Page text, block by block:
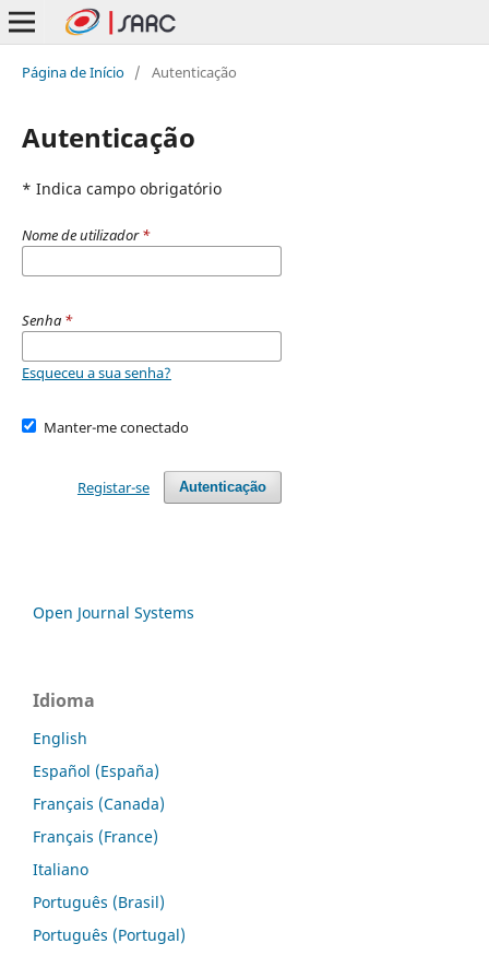
Página de Início / Autenticação
Autenticação
* Indica campo obrigatório
Nome de utilizador*
Senha *
Esqueceu a sua senha?
Manter-me conectado
Autenticação
Registar-se
Open Journal Systems
Idioma
English
Español (España)
Français (Canada)
Français (France)
Italiano
Português (Brasil)
Português (Portugal)